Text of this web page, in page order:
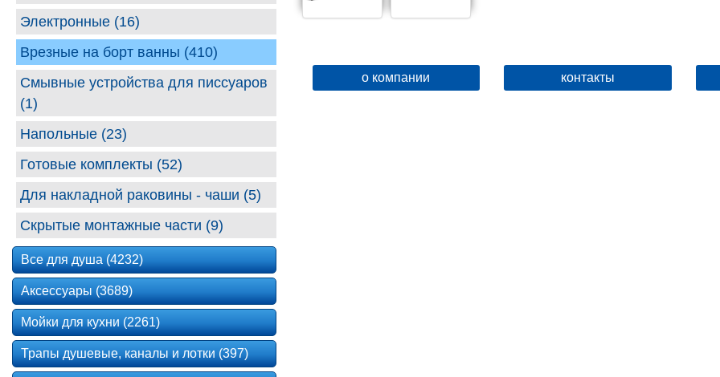
о компании контакты
Электронные (16)
Врезные на борт ванны (410)
Смывные устройства для писсуаров
(1)
Напольные (23)
Готовые комплекты (52)
Для накладной раковины - чаши (5)
Скрытые монтажные части (9)
Все для душа (4232)
Аксессуары (3689)
Мойки для кухни (2261)
Трапы душевые, каналы и лотки (397)